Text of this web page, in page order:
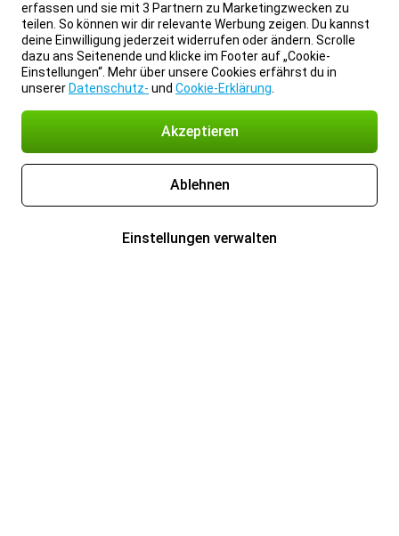
erfassen und sie mit 3 Partnern zu Marketingzwecken zu
teilen. So können wir dir relevante Werbung zeigen. Du kannst
deine Einwilligung jederzeit widerrufen oder ändern. Scrolle
dazu ans Seitenende und klicke im Footer auf „Cookie-
Einstellungen“. Mehr über unsere Cookies erfährst du in
unserer Datenschutz- und Cookie-Erklärung
Akzeptieren
Ablehnen
Einstellungen verwalten